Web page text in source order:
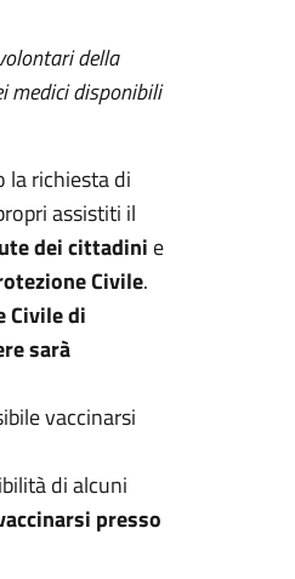
della
medici disponibili
la richiesta di
assistiti il
dei cittadini e
Civile.
Civile di
sarà
vaccinarsi
di alcuni
presso